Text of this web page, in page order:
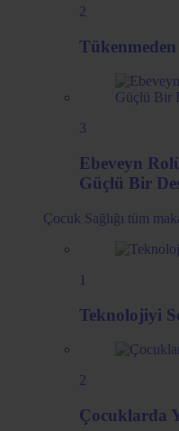
2
3
Ebeveyn
Güçlü Bir
Çocuk Sağlığı tüm
1
Teknolojiyi
2
Çocuklarda